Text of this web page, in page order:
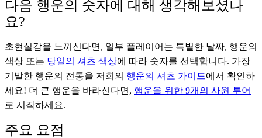
다음 행운의 숫자에 대해 생각해보셨나
요?
초현실감을 느끼신다면, 일부 플레이어는 특별한 날짜, 행운의
색상 또는 당일의 셔츠 색상에 따라 숫자를 선택합니다. 가장
기발한 행운의 전통을 저희의 행운의 셔츠 가이드에서 확인하
세요! 더 큰 행운을 바라신다면, 행운을 위한 9개의 사원 투어
로 시작하세요.
주요 요점